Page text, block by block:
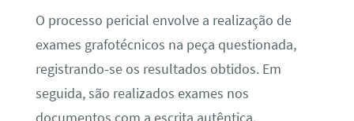
O processo pericial envolve a realização de
exames grafotécnicos na peça questionada,
registrando-se os resultados obtidos. Em
seguida, são realizados exames nos
documentos com a escrita autêntica,